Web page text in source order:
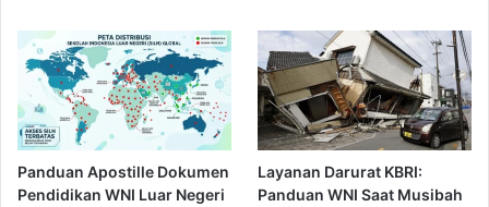
Panduan Apostille Dokumen
Pendidikan WNI Luar Negeri
Layanan Darurat KBRI:
Panduan WNI Saat Musibah